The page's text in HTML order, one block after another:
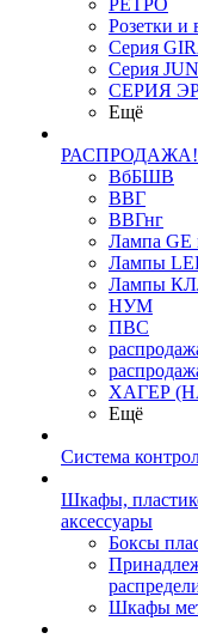
РЕТРО
Розетки
Серия
Серия
СЕРИЯ
Ещё
ВбБШВ
ВВГ
ВВГнг
Лампа GE
Лампы
Лампы
НУМ
ПВС
ХАГЕР
Ещё
Система
Шкафы,
аксессуары
Боксы
Шкафы